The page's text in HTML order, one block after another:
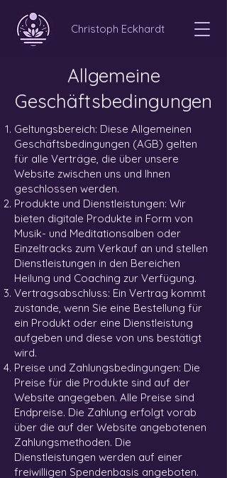
Christoph Eckhardt
Allgemeine
Geschäftsbedingungen
Geltungsbereich: Diese Allgemeinen
Geschäftsbedingungen (AGB) gelten
für alle Verträge, die über unsere
Website zwischen uns und Ihnen
geschlossen werden.
Produkte und Dienstleistungen: Wir
bieten digitale Produkte in Form von
Musik- und Meditationsalben oder
Einzeltracks zum Verkauf an und stellen
Dienstleistungen in den Bereichen
Heilung und Coaching zur Verfügung.
Vertragsabschluss: Ein Vertrag kommt
zustande, wenn Sie eine Bestellung für
ein Produkt oder eine Dienstleistung
aufgeben und diese von uns bestätigt
wird.
Preise und Zahlungsbedingungen: Die
Preise für die Produkte sind auf der
Website angegeben. Alle Preise sind
Endpreise. Die Zahlung erfolgt vorab
über die auf der Website angebotenen
Zahlungsmethoden. Die
Dienstleistungen werden auf einer
freiwilligen Spendenbasis angeboten.